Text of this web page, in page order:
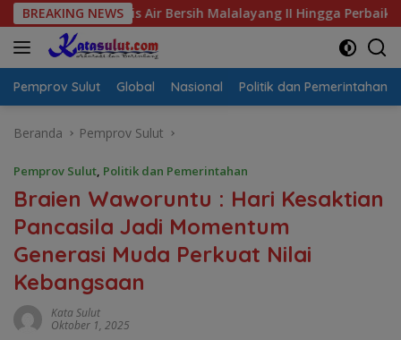
Langsung
ke
konten
BREAKING NEWS
Air Bersih Malalayang II Hingga Perbaikan Infrastruktur
Pemprov Sulut Global Nasional Politik dan Pemerintahan
Beranda Pemprov Sulut
Pemprov Sulut, Politik dan Pemerintahan
Braien Waworuntu : Hari Kesaktian
Pancasila Jadi Momentum
Generasi Muda Perkuat Nilai
Kebangsaan
Kata Sulut
Oktober 1, 2025